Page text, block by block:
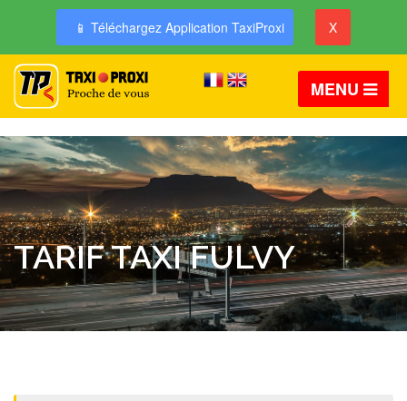
📱 Téléchargez Application TaxiProxi X
MENU
TARIF TAXI FULVY